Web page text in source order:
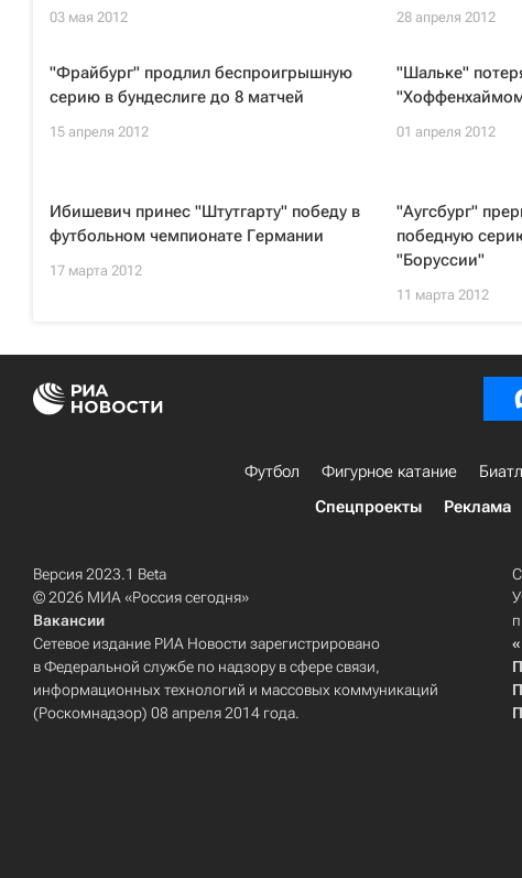
03 мая 2012 28 апреля 2012
"Фрайбург" продлил беспроигрышную
серию в бундеслиге до 8 матчей
15 апреля 2012
"Шальке"
01 апреля 2012
Ибишевич принес "Штутгарту" победу в
футбольном чемпионате Германии
17 марта 2012
"Аугсбург"
победную
"Боруссии"
11 марта 2012
Футбол Фигурное катание
Спецпроекты
Реклама
Версия 2023.1 Beta
© 2026 МИА «Россия сегодня»
Вакансии
Сетевое издание РИА Новости зарегистрировано
в Федеральной службе по надзору в сфере связи,
информационных технологий и массовых коммуникаций
(Роскомнадзор) 08 апреля 2014 года.